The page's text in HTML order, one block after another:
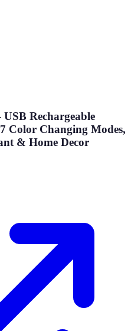
Rechargeable
Color Changing Modes,
& Home Decor